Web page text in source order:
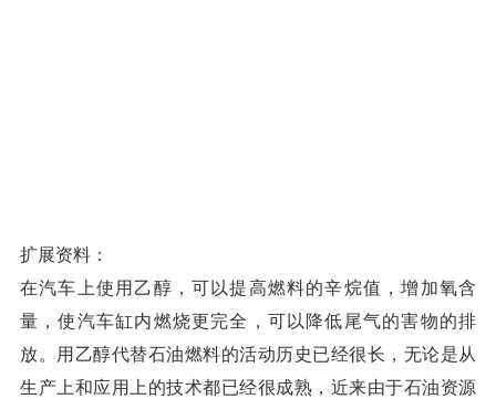
扩展资料：
在汽车上使用乙醇，可以提高燃料的辛烷值，增加氧含
量，使汽车缸内燃烧更完全，可以降低尾气的害物的排
放。用乙醇代替石油燃料的活动历史已经很长，无论是从
生产上和应用上的技术都已经很成熟，近来由于石油资源